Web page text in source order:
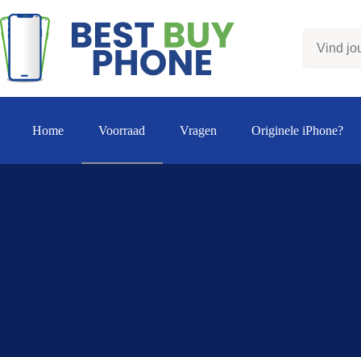
naar
de
inhoud
Home Voorraad Vragen Originele iPhone?